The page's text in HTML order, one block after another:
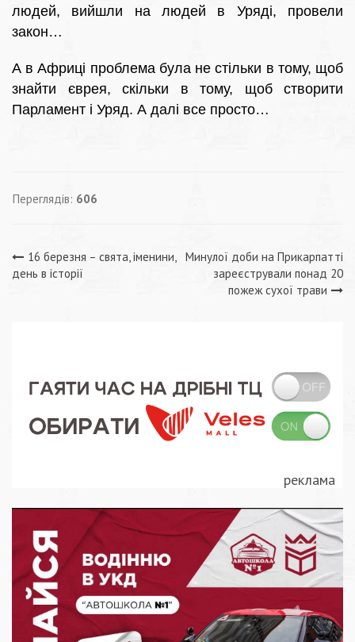
людей, вийшли на людей в Уряді, провели
закон…
А в Африці проблема була не стільки в тому, щоб
знайти єврея, скільки в тому, щоб створити
Парламент і Уряд. А далі все просто…
Переглядів: 606
Навігація
16 березня – свята, іменини,
день в історії
Минулої доби на Прикарпатті
зареєстрували понад 20
пожеж сухої трави